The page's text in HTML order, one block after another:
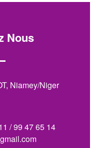
Nous
Niamey/Niger
/ 99 47 65 14